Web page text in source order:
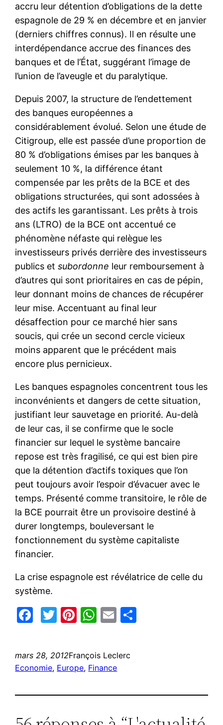
accru leur détention d’obligations de la dette
espagnole de 29 % en décembre et en janvier
(derniers chiffres connus). Il en résulte une
interdépendance accrue des finances des
banques et de l’État, suggérant l’image de
l’union de l’aveugle et du paralytique.
Depuis 2007, la structure de l’endettement
des banques européennes a
considérablement évolué. Selon une étude de
Citigroup, elle est passée d’une proportion de
80 % d’obligations émises par les banques à
seulement 10 %, la différence étant
compensée par les prêts de la BCE et des
obligations structurées, qui sont adossées à
des actifs les garantissant. Les prêts à trois
ans (LTRO) de la BCE ont accentué ce
phénomène néfaste qui relègue les
investisseurs privés derrière des investisseurs
publics etsubordonne leur remboursement à
d’autres qui sont prioritaires en cas de pépin,
leur donnant moins de chances de récupérer
leur mise. Accentuant au final leur
désaffection pour ce marché hier sans
soucis, qui crée un second cercle vicieux
moins apparent que le précédent mais
encore plus pernicieux.
Les banques espagnoles concentrent tous les
inconvénients et dangers de cette situation,
justifiant leur sauvetage en priorité. Au-delà
de leur cas, il se confirme que le socle
financier sur lequel le système bancaire
repose est très fragilisé, ce qui est bien pire
que la détention d’actifs toxiques que l’on
peut toujours avoir l’espoir d’évacuer avec le
temps. Présenté comme transitoire, le rôle de
la BCE pourrait être un provisoire destiné à
durer longtemps, bouleversant le
fonctionnement du système capitaliste
financier.
La crise espagnole est révélatrice de celle du
système.
Facebook
Twitter
Pinterest
WhatsApp
Email
mars 28, 2012François Leclerc
Economie, Europe, Finance